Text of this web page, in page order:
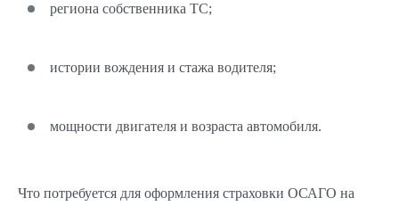
региона собственника ТС;
истории вождения и стажа водителя;
мощности двигателя и возраста автомобиля.
Что потребуется для оформления страховки ОСАГО на